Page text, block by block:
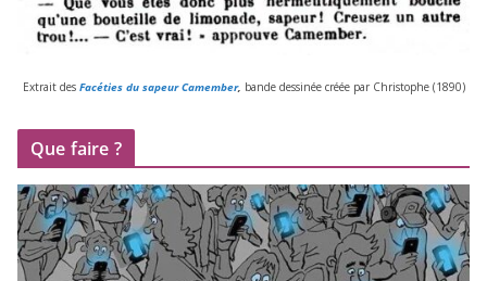
Extrait desFacéties du sapeur Camember, bande des­si­née créée par Christophe (1890)
Que faire ?